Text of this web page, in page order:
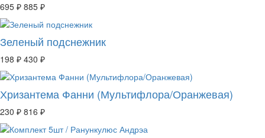
695 ₽ 885 ₽
Зеленый подснежник
198 ₽ 430 ₽
Хризантема Фанни (Мультифлора/Оранжевая)
230 ₽ 816 ₽